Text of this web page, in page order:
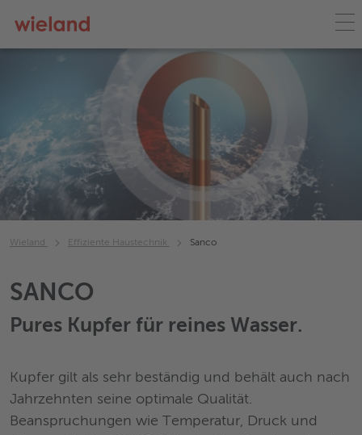
Wieland Effiziente Haustechnik Sanco
SANCO
Pures Kupfer für reines Wasser.
Kupfer gilt als sehr beständig und behält auch nach
Jahrzehnten seine optimale Qualität.
Beanspruchungen wie Temperatur, Druck und